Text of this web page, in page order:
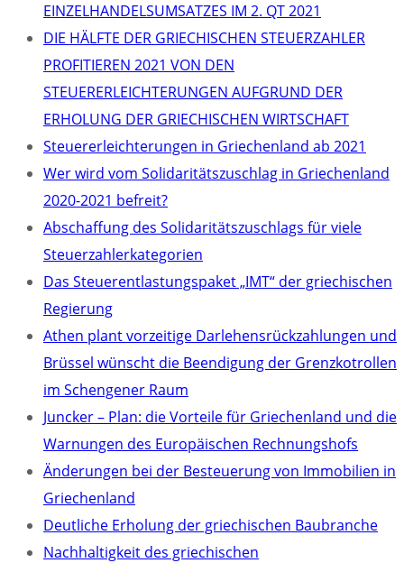
EINZELHANDELSUMSATZES IM 2. QT 2021
DIE HÄLFTE DER GRIECHISCHEN STEUERZAHLER
PROFITIEREN 2021 VON DEN
STEUERERLEICHTERUNGEN AUFGRUND DER
ERHOLUNG DER GRIECHISCHEN WIRTSCHAFT
Steuererleichterungen in Griechenland ab 2021
Wer wird vom Solidaritätszuschlag in Griechenland
2020-2021 befreit?
Abschaffung des Solidaritätszuschlags für viele
Steuerzahlerkategorien
Das Steuerentlastungspaket „IMT“ der griechischen
Regierung
Athen plant vorzeitige Darlehensrückzahlungen und
Brüssel wünscht die Beendigung der Grenzkotrollen
im Schengener Raum
Juncker – Plan: die Vorteile für Griechenland und die
Warnungen des Europäischen Rechnungshofs
Änderungen bei der Besteuerung von Immobilien in
Griechenland
Deutliche Erholung der griechischen Baubranche
Nachhaltigkeit des griechischen